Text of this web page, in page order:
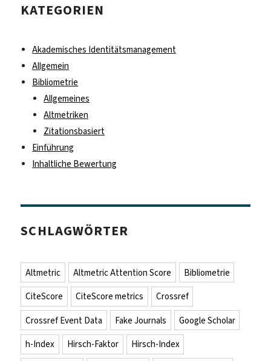
KATEGORIEN
Akademisches Identitätsmanagement
Allgemein
Bibliometrie
Allgemeines
Altmetriken
Zitationsbasiert
Einführung
Inhaltliche Bewertung
SCHLAGWÖRTER
Altmetric Altmetric Attention Score
Bibliometrie
CiteScore
CiteScore metrics
Crossref
Crossref Event Data
Fake Journals
Google Scholar
h-Index
Hirsch-Faktor
Hirsch-Index